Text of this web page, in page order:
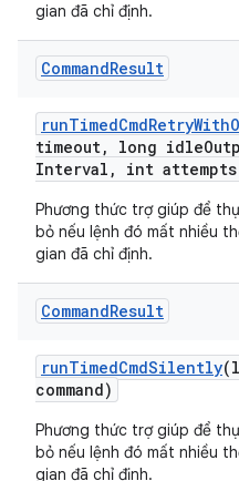
gian đã chỉ định.
CommandResult
runTimedCmdRetryWith
timeout, long idle
Interval , int attempts
Phương thức trợ giúp để
bỏ nếu lệnh đó mất nhiều
gian đã chỉ định.
CommandResult
runTimedCmdSilently
command)
Phương thức trợ giúp để
bỏ nếu lệnh đó mất nhiều
gian đã chỉ định.